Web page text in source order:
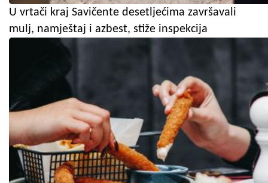
U vrtači kraj Savičente desetljećima završavali
mulj, namještaj i azbest, stiže inspekcija